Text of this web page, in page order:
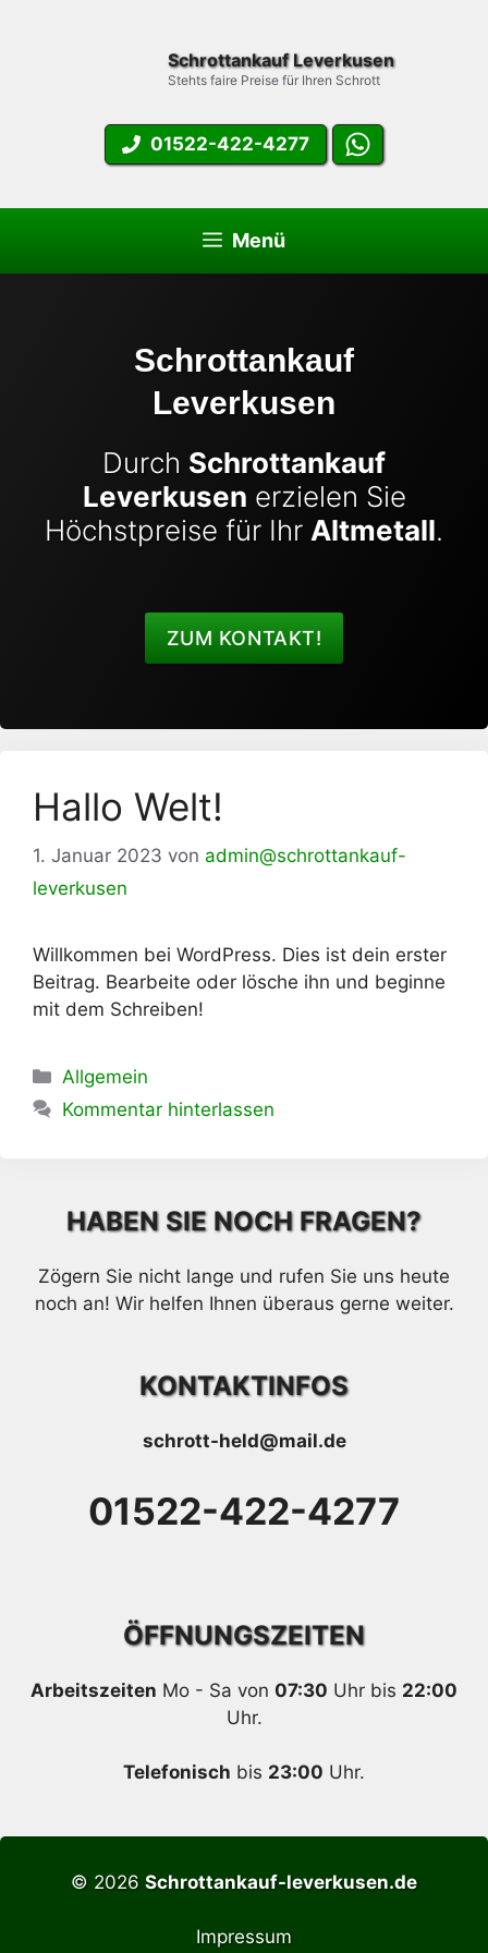
Schrottankauf Leverkusen
Stehts faire Preise für Ihren Schrott
01522-422-4277
Menü
Schrottankauf
Leverkusen
Durch Schrottankauf
Leverkusen erzielen Sie
Höchstpreise für Ihr Altmetall.
ZUM KONTAKT!
Hallo Welt!
1. Januar 2023 von admin@schrottankauf-
leverkusen
Willkommen bei WordPress. Dies ist dein erster
Beitrag. Bearbeite oder lösche ihn und beginne
mit dem Schreiben!
Kategorien
Allgemein
Kommentar hinterlassen
HABEN SIE NOCH FRAGEN?
Zögern Sie nicht lange und rufen Sie uns heute
noch an! Wir helfen Ihnen überaus gerne weiter.
KONTAKTINFOS
schrott-held@mail.de
01522-422-4277
ÖFFNUNGSZEITEN
Arbeitszeiten Mo - Sa von 07:30 Uhr bis 22:00
Uhr.
Telefonisch bis 23:00 Uhr.
© 2026 Schrottankauf-leverkusen.de
Impressum